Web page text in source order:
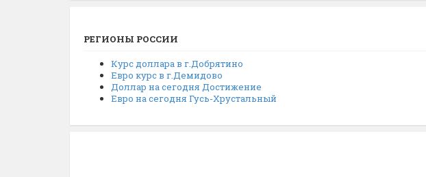
РЕГИОНЫ РОССИИ
Курс доллара в г.Добрятино
Евро курс в г.Демидово
Доллар на сегодня Достижение
Евро на сегодня Гусь-Хрустальный